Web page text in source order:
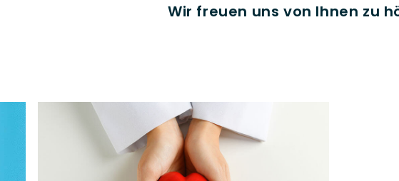
Wir freuen uns von Ihnen zu